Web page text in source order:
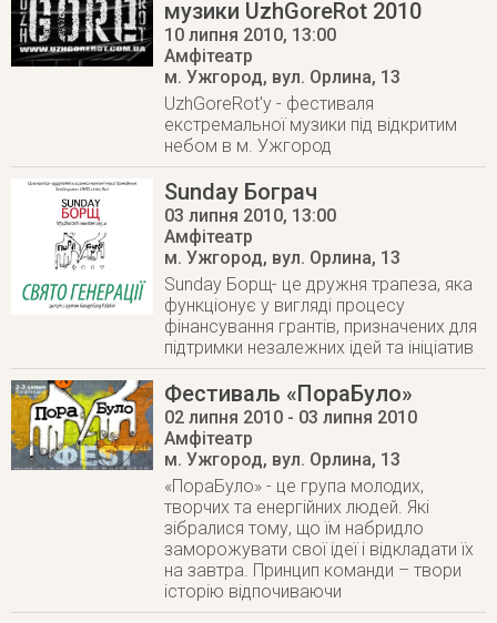
музики UzhGoreRot 2010
10 липня 2010, 13:00
Амфітеатр
м. Ужгород, вул. Орлина, 13
UzhGoreRot'у - фестиваля
екстремальної музики під відкритим
небом в м. Ужгород
Sunday Бограч
03 липня 2010, 13:00
Амфітеатр
м. Ужгород, вул. Орлина, 13
Sunday Борщ- це дружня трапеза, яка
функціонує у вигляді процесу
фінансування грантів, призначених для
підтримки незалежних ідей та ініціатив
Фестиваль «ПораБуло»
02 липня 2010 - 03 липня 2010
Амфітеатр
м. Ужгород, вул. Орлина, 13
«ПораБуло» - це група молодих,
творчих та енергійних людей. Які
зібралися тому, що їм набридло
заморожувати свої ідеї і відкладати їх
на завтра. Принцип команди – твори
історію відпочиваючи